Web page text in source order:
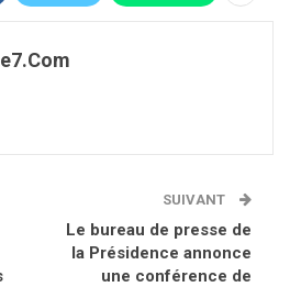
SUIVANT
Le bureau de presse de
la Présidence annonce
une conférence de